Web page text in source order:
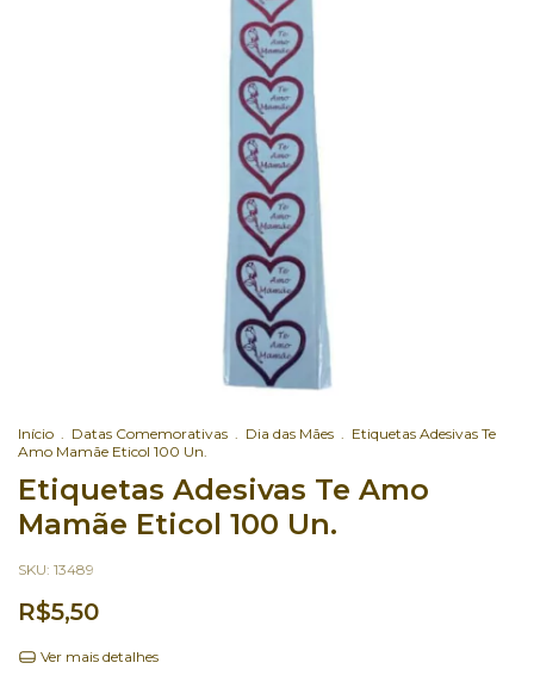
Início . Datas Comemorativas . Dia das Mães . Etiquetas Adesivas Te
Amo Mamãe Eticol 100 Un.
Etiquetas Adesivas Te Amo
Mamãe Eticol 100 Un.
SKU: 13489
R$5,50
Ver mais detalhes